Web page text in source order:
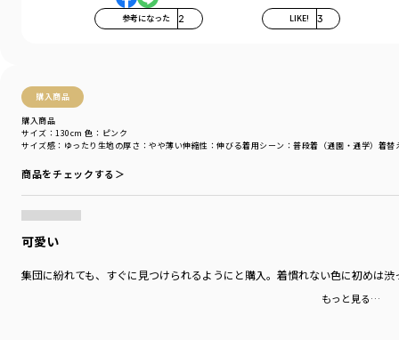
参考になった 2 LIKE! 3
購入商品
購入商品
サイズ感 ：ゆったり 生地の厚さ ：やや薄い伸縮性 ：伸びる着用シーン ：普段着（通園・通学） 着替
サイズ：130cm 色：ピンク
商品をチェックする＞
可愛い
集団に紛れても、すぐに見つけられるようにと購入。着慣れない色に初めは
もっと見る…